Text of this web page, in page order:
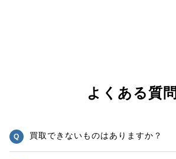
よくある質問
買取できないものはありますか？